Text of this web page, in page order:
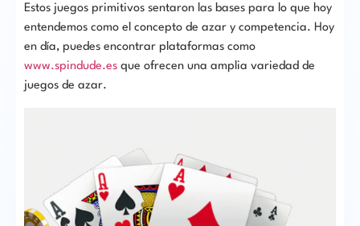
Estos juegos primitivos sentaron las bases para lo que hoy
entendemos como el concepto de azar y competencia. Hoy
en día, puedes encontrar plataformas como
www.spindude.es que ofrecen una amplia variedad de
juegos de azar.